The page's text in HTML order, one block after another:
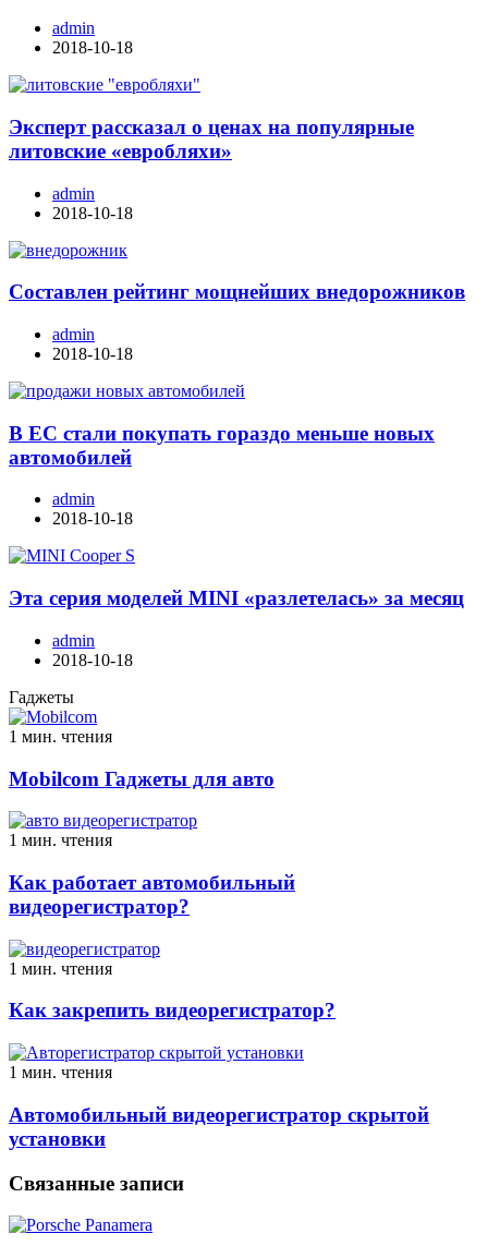
admin
2018-10-18
Эксперт рассказал о ценах на популярные
литовские «евробляхи»
admin
2018-10-18
Составлен рейтинг мощнейших внедорожников
admin
2018-10-18
В ЕС стали покупать гораздо меньше новых
автомобилей
admin
2018-10-18
Эта серия моделей MINI «разлетелась» за месяц
admin
2018-10-18
Гаджеты
1 мин. чтения
Mobilcom Гаджеты для авто
1 мин. чтения
Как работает автомобильный
видеорегистратор?
1 мин. чтения
Как закрепить видеорегистратор?
1 мин. чтения
Автомобильный видеорегистратор скрытой
установки
Связанные записи